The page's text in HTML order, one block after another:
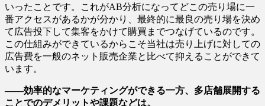
いったことです。これがAB分析になってどこの売り場に一
番アクセスがあるかが分かり、最終的に最良の売り場を決め
て広告投下して集客をかけて購買までつなげているのです。
この仕組みができているからこそ当社は売り上げに対しての
広告費を一般のネット販売企業と比べて抑えることができて
います。
――効率的なマーケティングができる一方、多店舗展開する
ことでのデメリットや課題などは。